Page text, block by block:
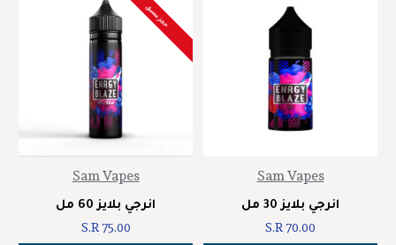
Sam Vapes
انرجي بلايز 30 مل
S.R 70.00
حجز مسبق
Sam Vapes
انرجي بلايز 60 مل
S.R 75.00